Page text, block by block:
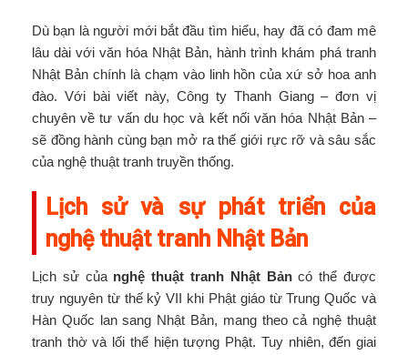
Dù bạn là người mới bắt đầu tìm hiểu, hay đã có đam mê
lâu dài với văn hóa Nhật Bản, hành trình khám phá tranh
Nhật Bản chính là chạm vào linh hồn của xứ sở hoa anh
đào. Với bài viết này, Công ty Thanh Giang – đơn vị
chuyên về tư vấn du học và kết nối văn hóa Nhật Bản –
sẽ đồng hành cùng bạn mở ra thế giới rực rỡ và sâu sắc
của nghệ thuật tranh truyền thống.
Lịch sử và sự phát triển của
nghệ thuật tranh Nhật Bản
Lịch sử của nghệ thuật tranh Nhật Bảncó thể được
truy nguyên từ thế kỷ VII khi Phật giáo từ Trung Quốc và
Hàn Quốc lan sang Nhật Bản, mang theo cả nghệ thuật
tranh thờ và lối thể hiện tượng Phật. Tuy nhiên, đến giai